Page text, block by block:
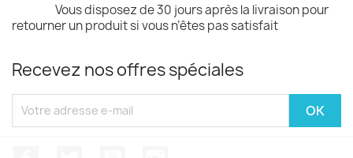
Vous disposez de 30 jours après la livraison pour
retourner un produit si vous n’êtes pas satisfait
Recevez nos offres spéciales